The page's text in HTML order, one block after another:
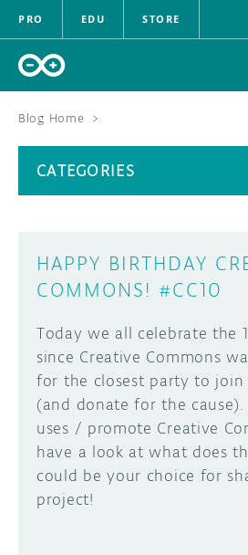
PRO EDU STORE
CLOUD
COMMUNITY
FORUM
DISCORD
PROJECT HUB
BLOG
ABOUT
Blog Home >
HAPPY BIRTHDAY
COMMONS! #CC10
Today we all celebrate the
since Creative Commons
for the closest party to join
(and donate for the
uses / promote Creative
have a look at what does
could be your choice for
project!
CATEGORIES
Learn how to submit your
CATEGORIES
ARCHIVE